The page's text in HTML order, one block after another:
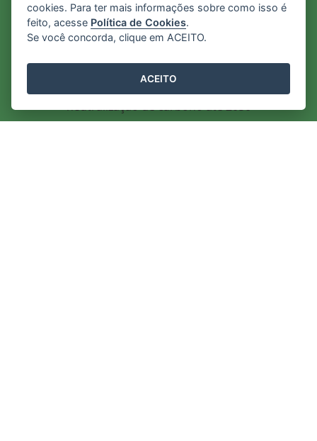
Diagóstico e soluções
Promover um diagnóstico da atual situação do
estado como primeiro passo para a mudança
cookies. Para ter mais informações sobre como isso é
feito, acesse Política de Cookies.
Se você concorda, clique em ACEITO.
ACEITO